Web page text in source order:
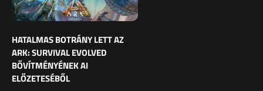
HATALMAS BOTRÁNY LETT AZ
ARK: SURVIVAL EVOLVED
BŐVÍTMÉNYÉNEK AI
ELŐZETESÉBŐL